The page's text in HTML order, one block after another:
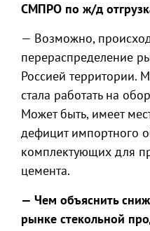
СМПРО по ж/д
— Возможно,
перераспределение
Россией территории.
стала работать на
Может быть, имеет
дефицит импортного
комплектующих для
цемента.
— Чем объяснить
рынке стекольной